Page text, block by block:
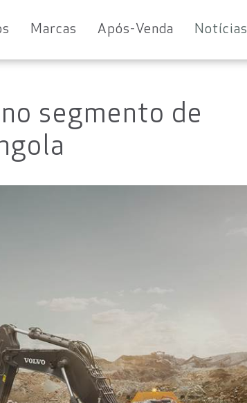
Marcas Após-Venda Notícias
segmento de